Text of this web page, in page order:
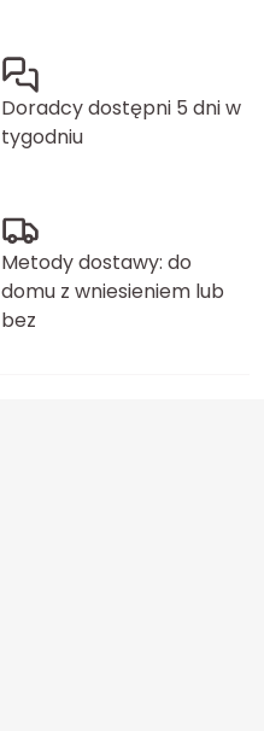
Doradcy dostępni 5 dni w
tygodniu
Metody dostawy: do
domu z wniesieniem lub
bez